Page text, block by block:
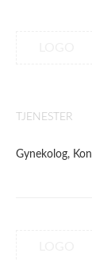
TJENESTER
Gynekolog,